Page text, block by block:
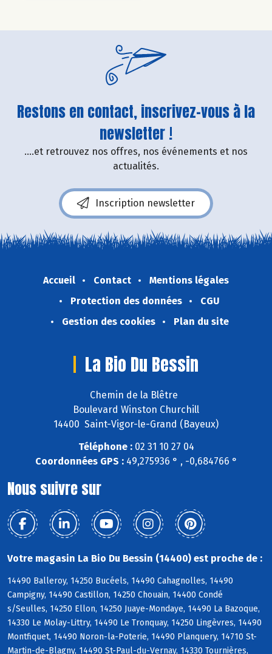
Restons en contact, inscrivez-vous à la
newsletter !
....et retrouvez nos offres, nos événements et nos
actualités.
Inscription newsletter
Accueil Contact
Mentions légales
Protection des données
CGU
Gestion des cookies
Plan du site
La Bio Du Bessin
Chemin de la Blêtre
Boulevard Winston Churchill
14400 Saint-Vigor-le-Grand (Bayeux)
Téléphone :02 31 10 27 04
Coordonnées GPS :49,275936 ° , -0,684766 °
Nous suivre sur
Votre magasin La Bio Du Bessin (14400) est proche de :
14490 Balleroy, 14250 Bucéels, 14490 Cahagnolles, 14490
Campigny, 14490 Castillon, 14250 Chouain, 14400 Condé
s/Seulles, 14250 Ellon, 14250 Juaye-Mondaye, 14490 La Bazoque,
14330 Le Molay-Littry, 14490 Le Tronquay, 14250 Lingèvres, 14490
Montfiquet, 14490 Noron-la-Poterie, 14490 Planquery, 14710 St-
Martin-de-Blagny, 14490 St-Paul-du-Vernay, 14330 Tournières,